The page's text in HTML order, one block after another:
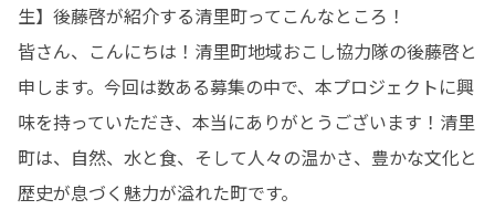
生】後藤啓が紹介する清里町ってこんなところ！
皆さん、こんにちは！清里町地域おこし協力隊の後藤啓と
申します。今回は数ある募集の中で、本プロジェクトに興
味を持っていただき、本当にありがとうございます！清里
町は、自然、水と食、そして人々の温かさ、豊かな文化と
歴史が息づく魅力が溢れた町です。